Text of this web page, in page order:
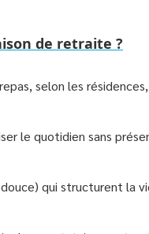
de retraite ?
selon les
le quotidien sans
qui structurent la